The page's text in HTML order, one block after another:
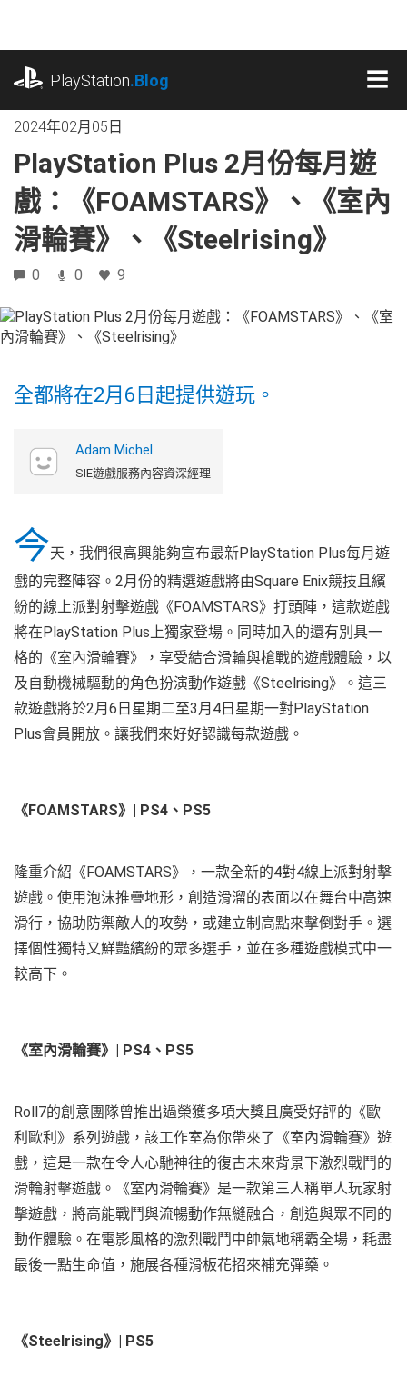
內
PlayStation.Blog
2024年02月05日
PlayStation Plus 2月份每月遊
戲：《FOAMSTARS》、《室內
滑輪賽》、《Steelrising》
0 0 9
全都將在2月6日起提供遊玩。
Adam Michel
SIE遊戲服務內容資深經理
今天，我們很高興能夠宣布最新PlayStation Plus每月遊
戲的完整陣容。2月份的精選遊戲將由Square Enix競技且繽
紛的線上派對射擊遊戲《FOAMSTARS》打頭陣，這款遊戲
將在PlayStation Plus上獨家登場。同時加入的還有別具一
格的《室內滑輪賽》，享受結合滑輪與槍戰的遊戲體驗，以
及自動機械驅動的角色扮演動作遊戲《Steelrising》。這三
款遊戲將於2月6日星期二至3月4日星期一對PlayStation
Plus會員開放。讓我們來好好認識每款遊戲。
《FOAMSTARS》| PS4、PS5
隆重介紹《FOAMSTARS》，一款全新的4對4線上派對射擊
遊戲。使用泡沫推疊地形，創造滑溜的表面以在舞台中高速
滑行，協助防禦敵人的攻勢，或建立制高點來擊倒對手。選
擇個性獨特又鮮豔繽紛的眾多選手，並在多種遊戲模式中一
較高下。
《室內滑輪賽》| PS4、PS5
Roll7的創意團隊曾推出過榮獲多項大獎且廣受好評的《歐
利歐利》系列遊戲，該工作室為你帶來了《室內滑輪賽》遊
戲，這是一款在令人心馳神往的復古未來背景下激烈戰鬥的
滑輪射擊遊戲。《室內滑輪賽》是一款第三人稱單人玩家射
擊遊戲，將高能戰鬥與流暢動作無縫融合，創造與眾不同的
動作體驗。在電影風格的激烈戰鬥中帥氣地稱霸全場，耗盡
最後一點生命值，施展各種滑板花招來補充彈藥。
《Steelrising》| PS5